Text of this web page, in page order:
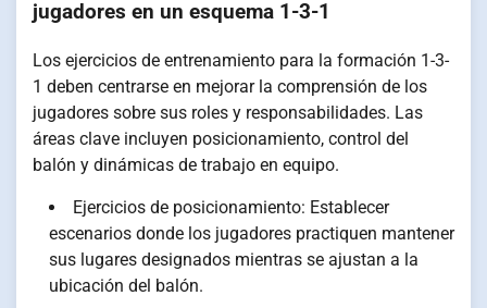
jugadores en un esquema 1-3-1
Los ejercicios de entrenamiento para la formación 1-3-
1 deben centrarse en mejorar la comprensión de los
jugadores sobre sus roles y responsabilidades. Las
áreas clave incluyen posicionamiento, control del
balón y dinámicas de trabajo en equipo.
Ejercicios de posicionamiento: Establecer
escenarios donde los jugadores practiquen mantener
sus lugares designados mientras se ajustan a la
ubicación del balón.